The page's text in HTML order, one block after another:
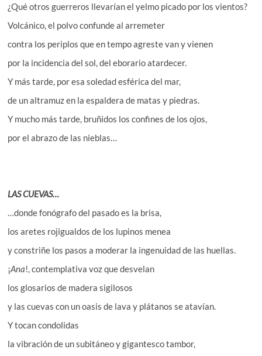
¿Qué otros guerreros llevarían el yelmo picado por los vientos?
Volcánico, el polvo confunde al arremeter
contra los periplos que en tempo agreste van y vienen
por la incidencia del sol, del eborario atardecer.
Y más tarde, por esa soledad esférica del mar,
de un altramuz en la espaldera de matas y piedras.
Y mucho más tarde, bruñidos los confines de los ojos,
por el abrazo de las nieblas…
LAS CUEVAS…
…donde fonógrafo del pasado es la brisa,
los aretes rojigualdos de los lupinos menea
y constriñe los pasos a moderar la ingenuidad de las huellas.
¡Ana!, contemplativa voz que desvelan
los glosarios de madera sigilosos
y las cuevas con un oasis de lava y plátanos se atavían.
Y tocan condolidas
la vibración de un subitáneo y gigantesco tambor,